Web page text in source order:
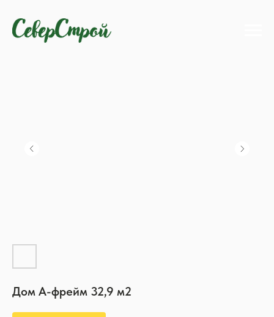
Дом А-фрейм 32,9 м2